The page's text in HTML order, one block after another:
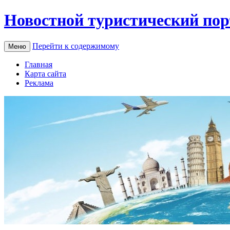
Новостной туристический
Меню Перейти к содержимому
Главная
Карта сайта
Реклама